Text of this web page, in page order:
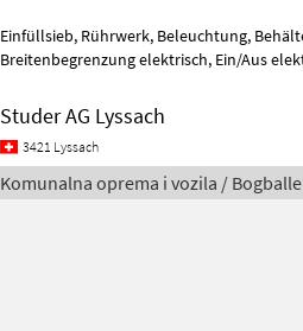
Einfüllsieb, Rührwerk, Beleuchtung, Behälter Abdeckplane,
Breitenbegrenzung elektrisch, Ein/Aus elektrisch, Antrieb Zapfwelle,
Studer AG Lyssach
3421 Lyssach
Komunalna oprema i vozila / Bogballe